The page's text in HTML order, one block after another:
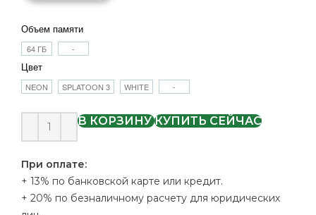
Объем памяти
64 ГБ -
Цвет
NEON SPLATOON 3 WHITE -
В КОРЗИНУ КУПИТЬ СЕЙЧАС
При оплате:
+ 13% по банковской карте или кредит.
+ 20% по безналичному расчету для юридических